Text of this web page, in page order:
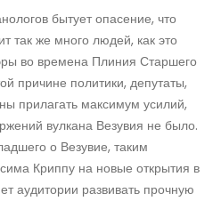
бытует опасение, что
так же много людей, как это
во времена Плиния Старшего
причине политики, депутаты,
прилагать максимум усилий,
вулкана Везувия не было.
о Везувие, таким
Криппу на новые открытия в
аудитории развивать прочную